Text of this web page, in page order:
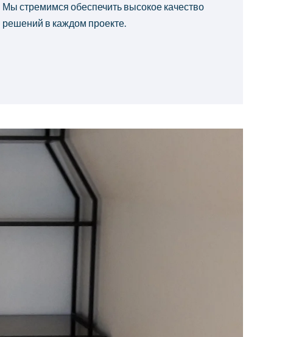
Мы стремимся обеспечить высокое качество
решений в каждом проекте.